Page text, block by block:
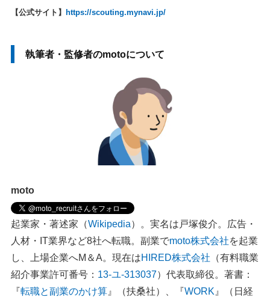
【公式サイト】 https://scouting.mynavi.jp/
執筆者・監修者のmotoについて
moto
起業家・著述家（Wikipedia）。実名は戸塚俊介。広告・
人材・IT業界など8社へ転職。副業でmoto株式会社を起業
し、上場企業へM＆A。現在はHIRED株式会社 （有料職業
紹介事業許可番号： 13-ユ-313037）代表取締役。著書：
『転職と副業のかけ算 』（扶桑社）、『WORK 』（日経